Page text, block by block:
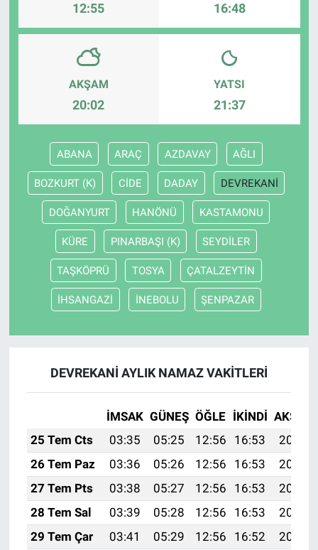
12:55 16:48
AKŞAM
20:02
YATSI
21:37
ABANA ARAÇ AZDAVAY AĞLI
BOZKURT (K) CİDE DADAY DEVREKANİ
DOĞANYURT HANÖNÜ KASTAMONU
KÜRE PINARBAŞI (K) SEYDİLER
TAŞKÖPRÜ TOSYA ÇATALZEYTİN
İHSANGAZİ İNEBOLU ŞENPAZAR
DEVREKANİ AYLIK NAMAZ VAKITLERI
İMSAK GÜNEŞ ÖĞLE İKINDI AKŞAM
25 Tem Cts
03:35 05:25 12:56 16:53
20:17
26 Tem Paz
03:36 05:26 12:56 16:53
20:16
27 Tem Pts
03:38 05:27 12:56 16:53
20:15
28 Tem Sal
03:39 05:28 12:56 16:53
20:14
29 Tem Çar
03:41 05:29 12:56 16:52
20:13